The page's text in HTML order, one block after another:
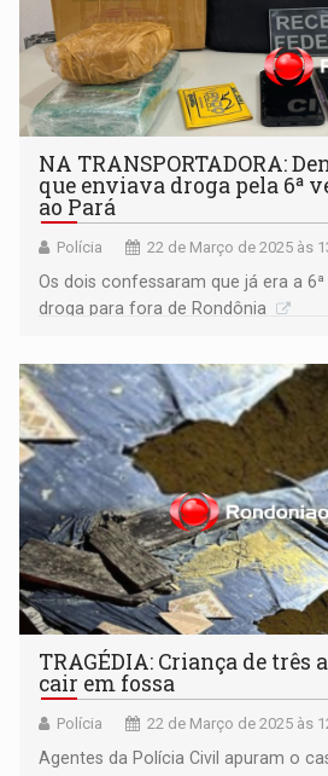
NA TRANSPORTADORA:
que enviava droga pela 6ª
ao Pará
Polícia 22 de Março de 2025 às
Os dois confessaram que já era a
droga para fora de Rondônia
TRAGÉDIA: Criança de três
cair em fossa
Polícia 22 de Março de 2025 às
Agentes da Polícia Civil apuram o